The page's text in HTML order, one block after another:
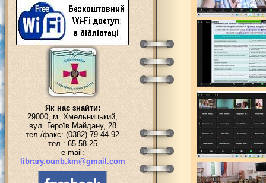
Як нас знайти:
29000, м. Хмельницький,
вул. Героїв Майдану, 28
тел./факс: (0382) 79-44-92
тел.: 65-58-25
e-mail:
library.ounb.km@gmail.com